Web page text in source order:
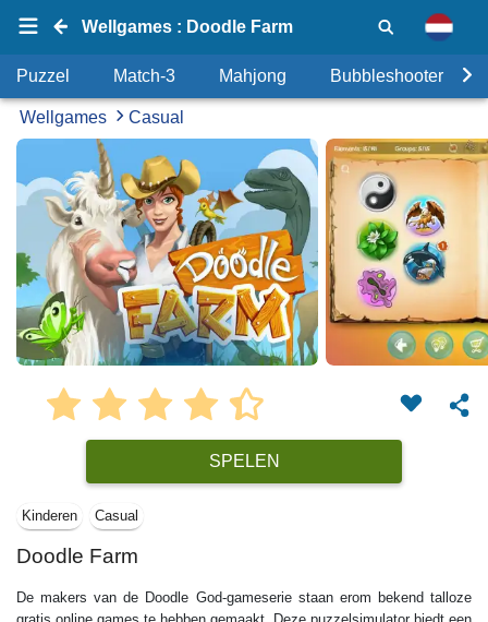
Wellgames : Doodle Farm
Puzzel Match-3 Mahjong Bubbleshooter
Wellgames Casual
SPELEN
Kinderen Casual
Doodle Farm
De makers van de Doodle God-gameserie staan ​​erom bekend talloze